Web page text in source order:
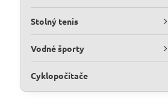
Stolný tenis
Vodné športy
Cyklopočítače